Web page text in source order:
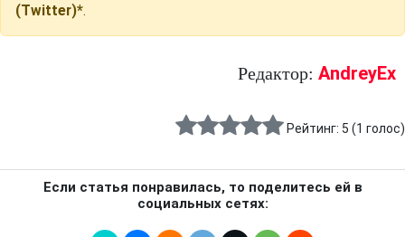
(Twitter)*.
Редактор: AndreyEx
Рейтинг: 5 (1 голос)
Если статья понравилась, то поделитесь ей в
социальных сетях: